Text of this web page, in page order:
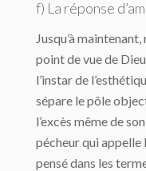
f) La réponse
Jusqu’à
point de vue de
l’instar de
sépare le pôle
l’excès même de
pécheur qui appelle
pensé dans les